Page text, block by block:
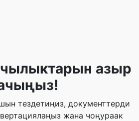
азыр
тездетиңиз, документтерди
жана чоңураак